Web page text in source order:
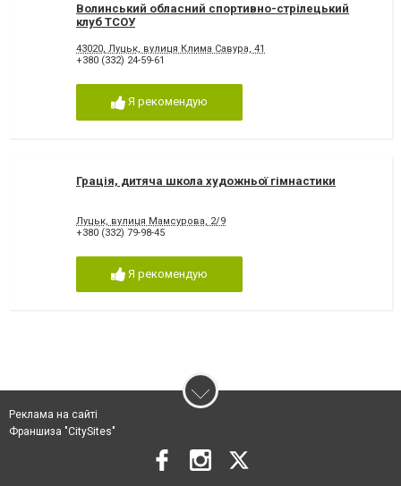
Волинський обласний спортивно-стрілецький
клуб ТСОУ
43020, Луцьк, вулиця Клима Савура, 41
+380 (332) 24-59-61
Я рекомендую
Грація, дитяча школа художньої гімнастики
Луцьк, вулиця Мамсурова, 2/9
+380 (332) 79-98-45
Я рекомендую
Реклама на сайті
Франшиза "CitySites"